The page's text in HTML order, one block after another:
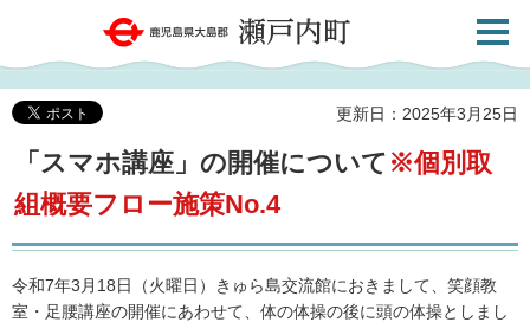
鹿児島県大島郡 瀬戸内町
共通メ
更新日：2025年3月25日
「スマホ講座」の開催について ※個別取
組概要フロー施策No.4
令和7年3月18日（火曜日）きゅら島交流館におきまして、笑顔教
室・足腰講座の開催にあわせて、体の体操の後に頭の体操としまし